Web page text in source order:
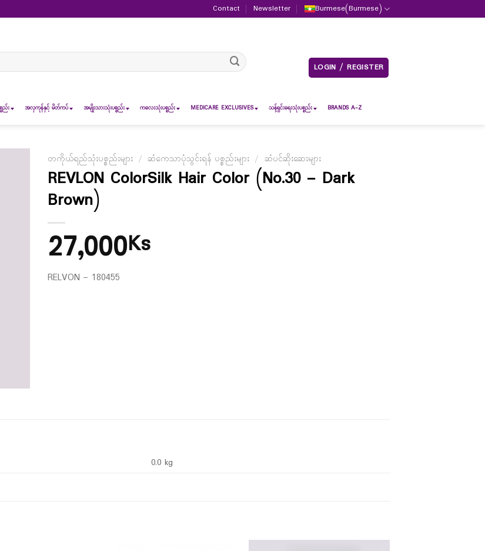
Contact Newsletter Burmese(Burmese)
LOGIN / REGISTER
ည်း အလှကုန်နှင့် မိတ်ကပ် အမျိုးသားသုံးပစ္စည်း ကလေးသုံးပစ္စည်း MEDICARE EXCLUSIVES သန့်ရှင်းရေးသုံးပစ္စည်း BRANDS A-Z
တကိုယ်ရည်သုံးပစ္စည်းများ / ဆံကေသာပုံသွင်းရန် ပစ္စည်းများ / ဆံပင်ဆိုးဆေးများ
REVLON ColorSilk Hair Color (No.30 – Dark
Brown)
27,000Ks
RELVON – 180455
0.0 kg